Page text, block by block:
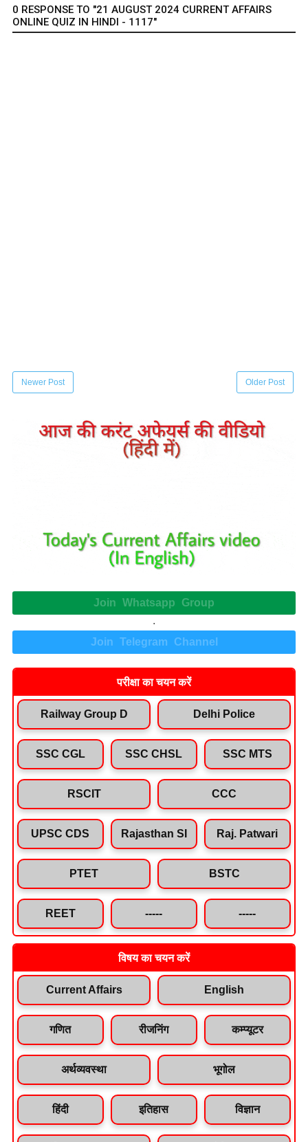
0 RESPONSE TO "21 AUGUST 2024 CURRENT AFFAIRS
ONLINE QUIZ IN HINDI - 1117"
Newer Post Older Post
Join Whatsapp Group
.
Join Telegram Channel
परीक्षा का चयन करें
Railway Group D Delhi Police
SSC CGL SSC CHSL SSC MTS
RSCIT CCC
UPSC CDS Rajasthan SI Raj. Patwari
PTET BSTC
REET ----- -----
विषय का चयन करें
Current Affairs English
गणित रीजनिंग कम्प्यूटर
अर्थव्यवस्था भूगोल
हिंदी इतिहास विज्ञान